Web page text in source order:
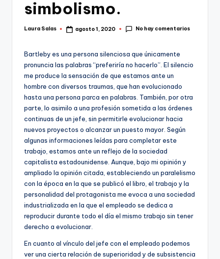
simbolismo.
Publicado
Laura Salas agosto 1, 2020 No hay comentarios
Bartleby es una persona silenciosa que únicamente
pronuncia las palabras “preferiría no hacerlo”. El silencio
me produce la sensación de que estamos ante un
hombre con diversos traumas, que han evolucionado
hasta una persona parca en palabras. También, por otra
parte, lo asimilo a una profesión sometida a las órdenes
continuas de un jefe, sin permitirle evolucionar hacia
nuevos proyectos o alcanzar un puesto mayor. Según
algunas informaciones leídas para completar este
trabajo, estamos ante un reflejo de la sociedad
capitalista estadounidense. Aunque, bajo mi opinión y
ampliado la opinión citada, estableciendo un paralelismo
con la época en la que se publicó el libro, el trabajo y la
personalidad del protagonista me evoca a una sociedad
industrializada en la que el empleado se dedica a
reproducir durante todo el día el mismo trabajo sin tener
derecho a evolucionar.
En cuanto al vínculo del jefe con el empleado podemos
ver una cierta relación de superioridad y de subsistencia